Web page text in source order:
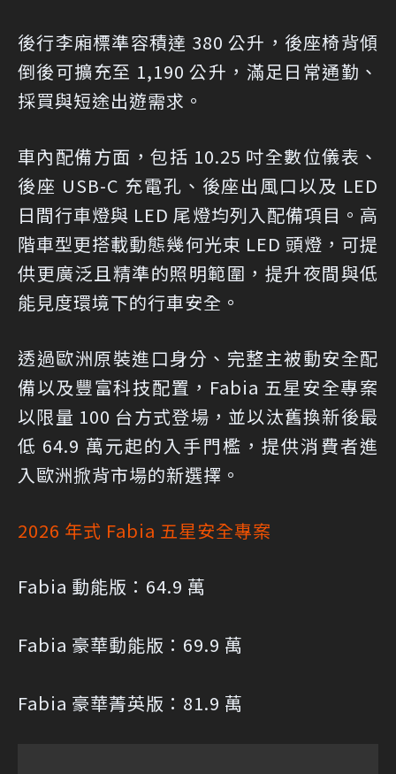
後行李廂標準容積達 380 公升，後座椅背傾
倒後可擴充至 1,190 公升，滿足日常通勤、
採買與短途出遊需求。
車內配備方面，包括 10.25 吋全數位儀表、
後座 USB-C 充電孔、後座出風口以及 LED
日間行車燈與 LED 尾燈均列入配備項目。高
階車型更搭載動態幾何光束 LED 頭燈，可提
供更廣泛且精準的照明範圍，提升夜間與低
能見度環境下的行車安全。
透過歐洲原裝進口身分、完整主被動安全配
備以及豐富科技配置，Fabia 五星安全專案
以限量 100 台方式登場，並以汰舊換新後最
低 64.9 萬元起的入手門檻，提供消費者進
入歐洲掀背市場的新選擇。
2026 年式 Fabia 五星安全專案
Fabia 動能版：64.9 萬
Fabia 豪華動能版：69.9 萬
Fabia 豪華菁英版：81.9 萬